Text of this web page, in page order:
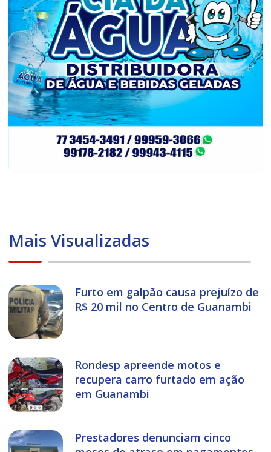
Mais Visualizadas
Furto em galpão causa prejuízo de
R$ 20 mil no Centro de Guanambi
Rondesp apreende motos e
recupera carro furtado em ação
em Guanambi
Prestadores denunciam cinco